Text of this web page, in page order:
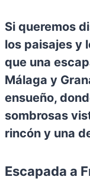
Si queremos
los paisajes y
que una
Málaga y
ensueño,
sombrosas
rincón y una
Escapada a